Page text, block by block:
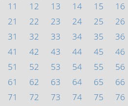
11
12 13 14 15 16
21
22 23 24 25 26
31
32 33 34 35 36
41
42 43 44 45 46
51
52 53 54 55 56
61
62 63 64 65 66
71
72 73 74 75 76